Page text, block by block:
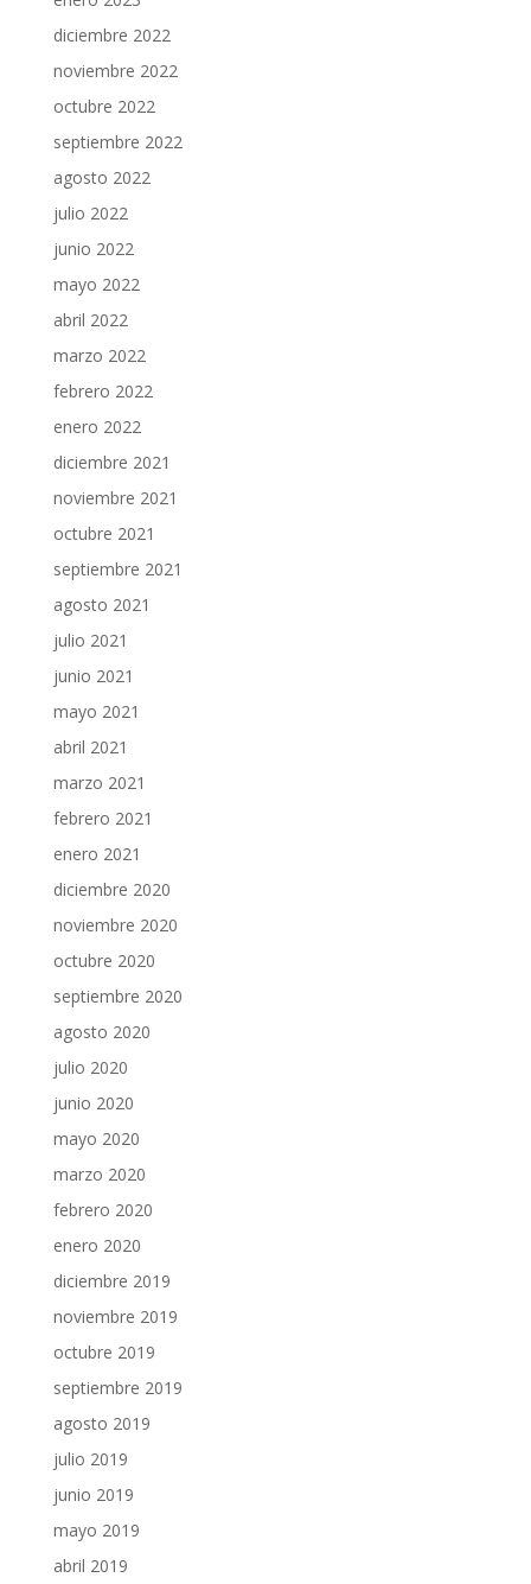
diciembre 2022
noviembre 2022
octubre 2022
septiembre 2022
agosto 2022
julio 2022
junio 2022
mayo 2022
abril 2022
marzo 2022
febrero 2022
enero 2022
diciembre 2021
noviembre 2021
octubre 2021
septiembre 2021
agosto 2021
julio 2021
junio 2021
mayo 2021
abril 2021
marzo 2021
febrero 2021
enero 2021
diciembre 2020
noviembre 2020
octubre 2020
septiembre 2020
agosto 2020
julio 2020
junio 2020
mayo 2020
marzo 2020
febrero 2020
enero 2020
diciembre 2019
noviembre 2019
octubre 2019
septiembre 2019
agosto 2019
julio 2019
junio 2019
mayo 2019
abril 2019